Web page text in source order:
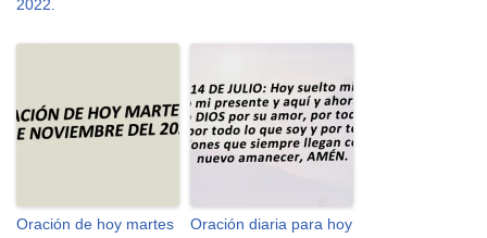
2022.
Oración de hoy martes
Oración diaria para hoy